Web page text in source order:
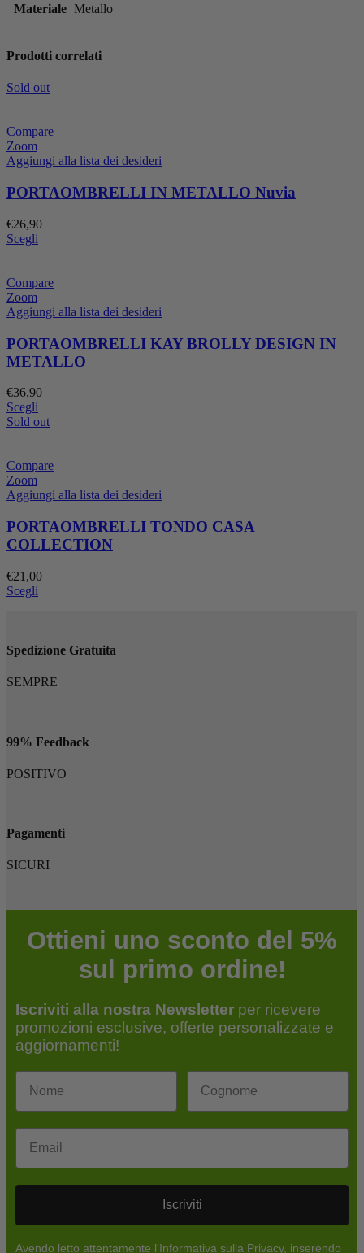
Materiale Metallo
Prodotti correlati
Sold out
Compare
Zoom
Aggiungi alla lista dei desideri
PORTAOMBRELLI IN METALLO Nuvia
€26,90
Scegli
Compare
Zoom
Aggiungi alla lista dei desideri
PORTAOMBRELLI KAY BROLLY DESIGN IN
METALLO
€36,90
Scegli
Sold out
Compare
Zoom
Aggiungi alla lista dei desideri
PORTAOMBRELLI TONDO CASA
COLLECTION
€21,00
Scegli
Spedizione Gratuita
SEMPRE
99% Feedback
POSITIVO
Pagamenti
SICURI
Ottieni uno sconto del 5%
sul primo ordine!
Iscriviti alla nostra Newsletter per ricevere
promozioni esclusive, offerte personalizzate e
aggiornamenti!
Email
Iscriviti
Avendo letto attentamente l'Informativa sulla Privacy, inserendo